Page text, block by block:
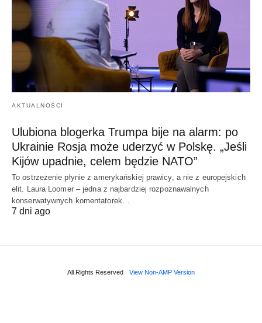
AKTUALNOŚCI
Ulubiona blogerka Trumpa bije na alarm: po
Ukrainie Rosja może uderzyć w Polskę. „Jeśli
Kijów upadnie, celem będzie NATO”
To ostrzeżenie płynie z amerykańskiej prawicy, a nie z europejskich
elit. Laura Loomer – jedna z najbardziej rozpoznawalnych
konserwatywnych komentatorek…
7 dni ago
All Rights Reserved View Non-AMP Version